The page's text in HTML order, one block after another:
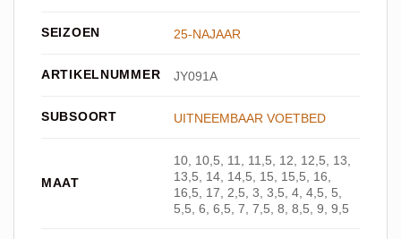
SEIZOEN 25-NAJAAR
ARTIKELNUMMER JY091A
SUBSOORT UITNEEMBAAR VOETBED
MAAT
10, 10,5, 11, 11,5, 12, 12,5, 13,
13,5, 14, 14,5, 15, 15,5, 16,
16,5, 17, 2,5, 3, 3,5, 4, 4,5, 5,
5,5, 6, 6,5, 7, 7,5, 8, 8,5, 9, 9,5